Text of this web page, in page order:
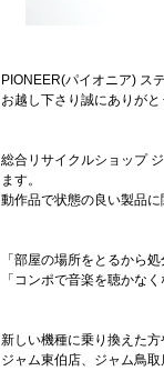
PIONEER(パイオニア) ス
お越し下さり誠にありがと
総合リサイクルショップ
ます。
動作品で状態の良い製品に
「部屋の場所をとるから処
「コンポで音楽を聴かな
新しい機種に乗り換えた
ジャム東伯店、ジャム鳥取